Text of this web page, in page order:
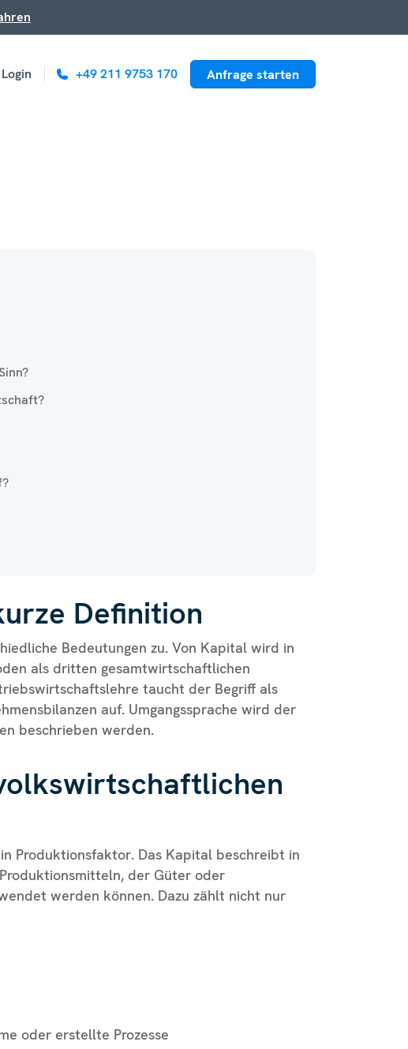
Login +49 211 9753 170 Anfrage starten
Definition
Bedeutungen zu. Von Kapital wird in
als dritten gesamtwirtschaftlichen
taucht der Begriff als
auf. Umgangssprache wird der
beschrieben werden.
Produktionsfaktor. Das Kapital beschreibt in
der Güter oder
werden können. Dazu zählt nicht nur
oder erstellte Prozesse